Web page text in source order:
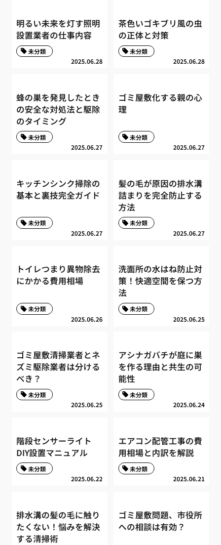
明るい未来を灯す照明
設置業者の仕事内容
2025.06.28
未分類
茶色いゴキブリ風の虫
の正体と対策
2025.06.28
未分類
蜂の巣を発見したとき
の安全な対処法と駆除
のタイミング
2025.06.27
未分類
ゴミ屋敷化する親の心
理
2025.06.27
未分類
キッチンシンク掃除の
基本と裏技完全ガイド
2025.06.27
未分類
髪の毛が原因の排水溝
詰まりを完全防止する
方法
2025.06.27
未分類
トイレつまり異物除去
にかかる費用相場
2025.06.26
未分類
洗面所の水はね防止対
策！快適空間を保つ方
法
2025.06.25
未分類
ゴミ屋敷清掃業者とネ
ズミ駆除業者は分ける
べき？
2025.06.25
未分類
アシナガバチが庭に巣
を作る理由と共生の可
能性
2025.06.24
未分類
階段センサーライト
DIY設置マニュアル
2025.06.22
未分類
エアコン配管工事の費
用相場と内訳を解説
2025.06.21
未分類
排水溝の髪の毛に触り
たくない！悩みを解決
する清掃術
ゴミ屋敷問題、市役所
への相談は有効？